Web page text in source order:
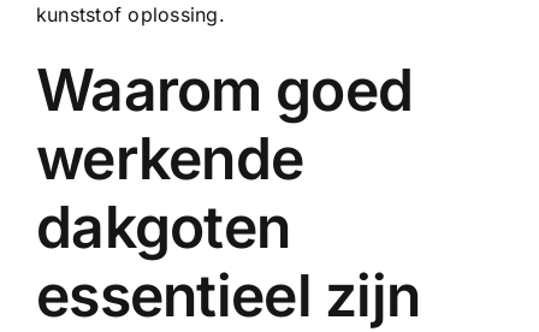
kunststof oplossing.
Waarom goed
werkende
dakgoten
essentieel zijn